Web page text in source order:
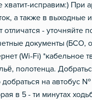
хватит-исправим:) При
а также в выходные
отличатся - уточняйте
документы (БСО,
(Wi-Fi) *кабельное
полотенца.
на автобус №
в 5 - ти минутах